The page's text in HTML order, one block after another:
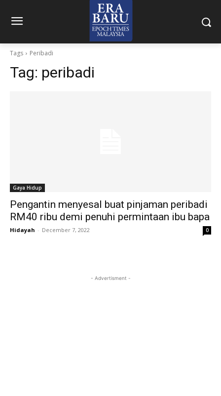
Tags Peribadi
Tag: peribadi
Gaya Hidup
Pengantin menyesal buat pinjaman peribadi
RM40 ribu demi penuhi permintaan ibu bapa
Hidayah - December 7, 2022 0
- Advertisment -